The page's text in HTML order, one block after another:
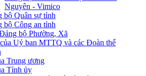
Nguyên - Vimico
bộ Quân sự tỉnh
bộ Công an tỉnh
bộ Phường, Xã
Uỷ ban MTTQ và các Đoàn thể
Trung ương
Tỉnh ủy